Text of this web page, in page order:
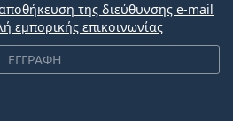
ΕΓΓΡΑΦΗ
της διεύθυνσης e-mail
εμπορικής επικοινωνίας